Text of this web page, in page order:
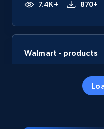
7.4K+ 870+
Walmart - products
Specifications, Image